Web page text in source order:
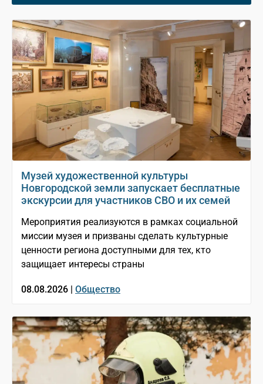
Музей художественной культуры
Новгородской земли запускает бесплатные
экскурсии для участников СВО и их семей
Мероприятия реализуются в рамках социальной
миссии музея и призваны сделать культурные
ценности региона доступными для тех, кто
защищает интересы страны
08.08.2026 | Общество